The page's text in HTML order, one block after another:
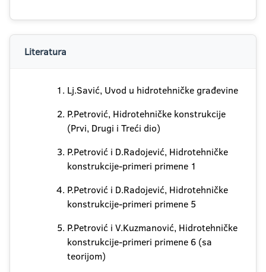
Literatura
Lj.Savić, Uvod u hidrotehničke građevine
P.Petrović, Hidrotehničke konstrukcije
(Prvi, Drugi i Treći dio)
P.Petrović i D.Radojević, Hidrotehničke
konstrukcije-primeri primene 1
P.Petrović i D.Radojević, Hidrotehničke
konstrukcije-primeri primene 5
P.Petrović i V.Kuzmanović, Hidrotehničke
konstrukcije-primeri primene 6 (sa
teorijom)